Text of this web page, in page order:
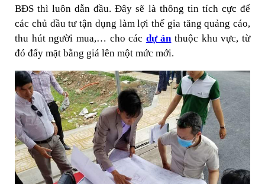
BĐS thì luôn dẫn đầu. Đây sẽ là thông tin tích cực để
các chủ đầu tư tận dụng làm lợi thế gia tăng quảng cáo,
thu hút người mua,… cho các dự án thuộc khu vực, từ
đó đẩy mặt bằng giá lên một mức mới.